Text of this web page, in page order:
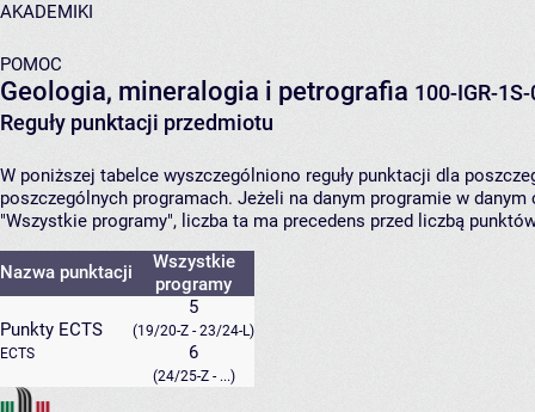
AKADEMIKI
POMOC
Geologia, mineralogia i petrografia 100-IGR-
Reguły punktacji przedmiotu
W poniższej tabelce wyszczególniono reguły punktacji dla
poszczególnych programach. Jeżeli na danym programie w
"Wszystkie programy", liczba ta ma precedens przed liczbą
Nazwa punktacji
Wszystkie
programy
Punkty ECTS
ECTS
5
(19/20-Z - 23/24-L)
6
(24/25-Z - ...)